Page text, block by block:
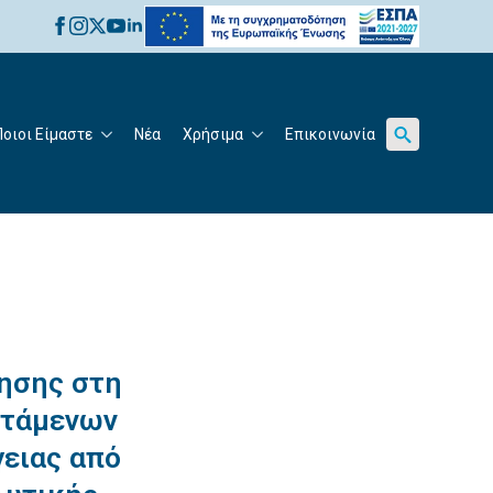
Είμαστε Νέα Χρήσιμα Επικοινωνία
for:
στη
από